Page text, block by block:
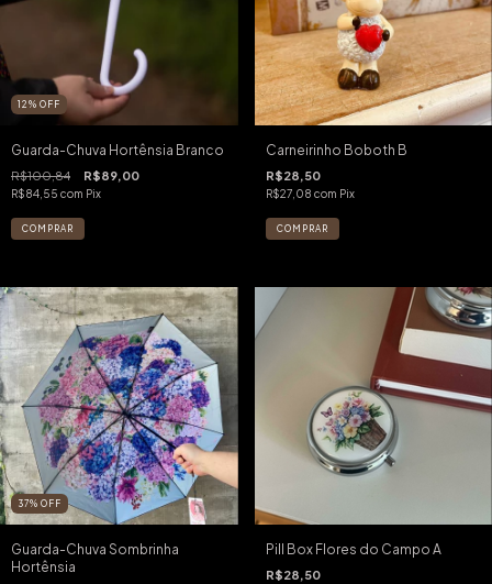
12 % OFF
Guarda-Chuva Hortênsia Branco
R$100,84 R$89,00
R$84,55 com Pix
Carneirinho Boboth B
R$28,50
R$27,08 com Pix
37% OFF
Guarda-Chuva Sombrinha
Hortênsia
Pill Box Flores do Campo A
R$28,50